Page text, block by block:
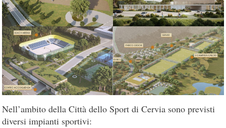
Nell’ambito della Città dello Sport di Cervia sono previsti
diversi impianti sportivi: